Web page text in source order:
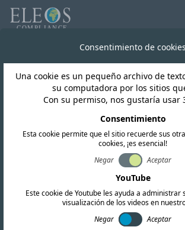
Noticias
Consentimiento de cookies
Una cookie es un pequeño archivo de
su computadora por los sitios
Con su permiso, nos gustaría usar
Consentimiento
Esta cookie permite que el sitio recuerde sus
cookies, ¡es esencial!
Negar
Aceptar
YouTube
Este cookie de Youtube les ayuda a administrar
visualización de los videos en
Negar
Aceptar